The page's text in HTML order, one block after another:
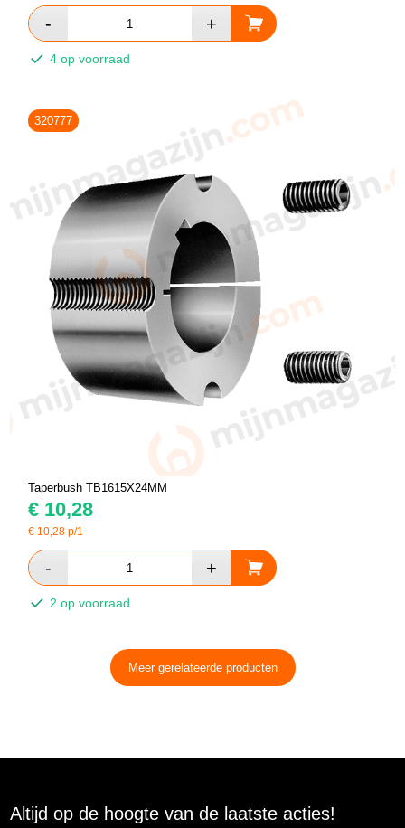
4 op voorraad
320777
Taperbush TB1615X24MM
€ 10,28
€ 10,28 p/1
2 op voorraad
Meer gerelateerde producten
Altijd op de hoogte van de laatste acties!